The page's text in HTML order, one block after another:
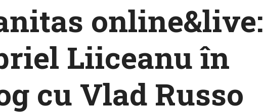
online&live:
Liiceanu în
cu Vlad Russo